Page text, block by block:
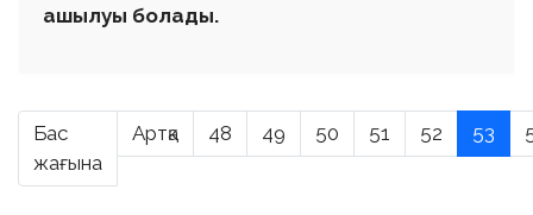
ашылуы болады.
Бас
жағына
Артқа 48 49 50 51 52 53